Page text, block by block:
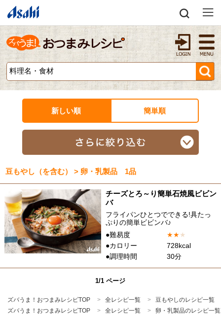
新しい順 簡単順
豆もやし（を含む） > 卵・乳製品 1品
チーズとろ～り簡単石焼風ビビン
バ
フライパンひとつでできる!具たっ
ぷりの簡単ビビンバ♪
●難易度
★★★
●カロリー
728kcal
●調理時間
30分
1/1 ページ
ズバうま！おつまみレシピTOP 全レシピ一覧
豆もやしのレシピ一覧
ズバうま！おつまみレシピTOP
全レシピ一覧 卵・乳製品のレシピ一覧